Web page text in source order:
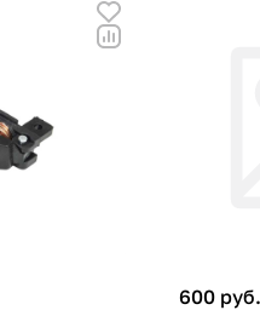
600 руб.